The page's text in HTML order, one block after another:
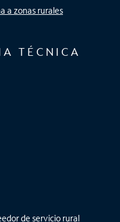
a zonas rurales
TÉCNICA
de servicio rural